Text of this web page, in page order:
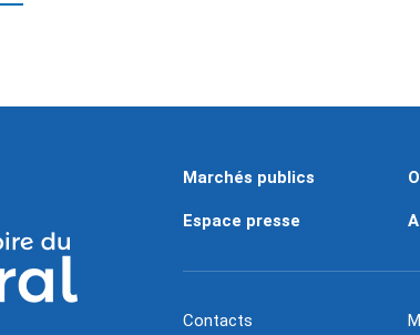
Marchés publics
Espace presse
Contacts